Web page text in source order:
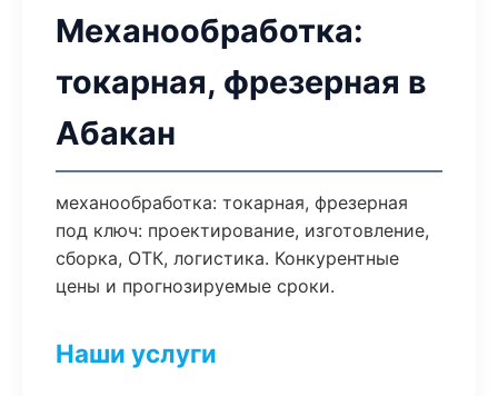
Механообработка:
токарная, фрезерная в
Абакан
механообработка: токарная, фрезерная
под ключ: проектирование, изготовление,
сборка, ОТК, логистика. Конкурентные
цены и прогнозируемые сроки.
Наши услуги